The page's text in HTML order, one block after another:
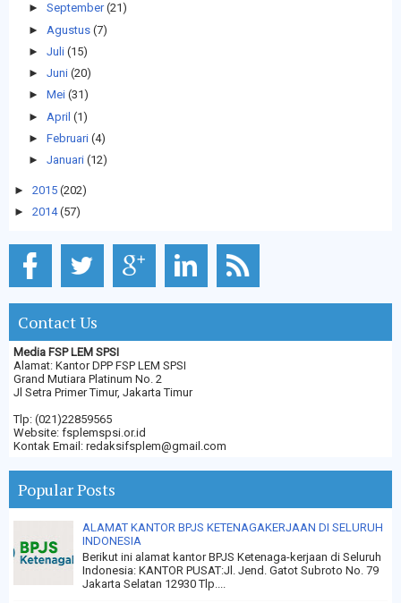
► September (21)
► Agustus (7)
► Juli (15)
► Juni (20)
► Mei (31)
► April (1)
► Februari (4)
► Januari (12)
► 2015 (202)
► 2014 (57)
Contact Us
Media FSP LEM SPSI
Alamat: Kantor DPP FSP LEM SPSI
Grand Mutiara Platinum No. 2
Jl Setra Primer Timur, Jakarta Timur
Tlp: (021)22859565
Website: fsplemspsi.or.id
Kontak Email: redaksifsplem@gmail.com
Popular Posts
ALAMAT KANTOR BPJS KETENAGAKERJAAN DI SELURUH
INDONESIA
Berikut ini alamat kantor BPJS Ketenaga-kerjaan di Seluruh
Indonesia: KANTOR PUSAT:Jl. Jend. Gatot Subroto No. 79
Jakarta Selatan 12930 Tlp....